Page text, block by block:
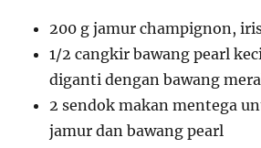
200 g jamur champignon,
1/2 cangkir bawang pearl
diganti dengan bawang
2 sendok makan mentega
jamur dan bawang pearl